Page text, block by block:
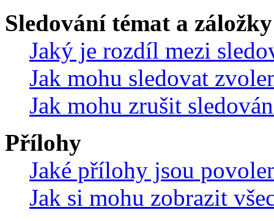
Sledování témat a záložky
Jaký je rozdíl mezi
Jak mohu sledovat
Jak mohu zrušit
Přílohy
Jaké přílohy jsou
Jak si mohu zobrazit